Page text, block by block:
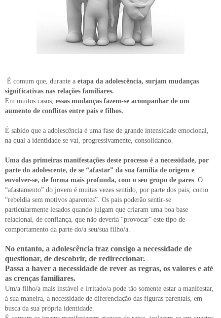
É comum que, durante a etapa da adolescência, surjam mudanças
significativas nas relações familiares.
Em muitos casos, essas mudanças fazem-se acompanhar de um
aumento de conflitos entre pais e filhos.
É sabido que a adolescência é uma fase de grande intensidade emocional,
na qual a identidade se vai, progressivamente, consolidando.
Uma das primeiras manifestações deste processo é a necessidade, por
parte do adolescente, de se “afastar” da sua família de origem e
envolver-se, de forma mais profunda, com o seu grupo de pares. O
“afastamento” do jovem é muitas vezes sentido, por parte dos pais, como
“rebeldia sem motivos aparentes”. Os pais poderão sentir-se
particularmente lesados quando julgam que criaram uma boa base
relacional, de confiança, que não deveria “provocar” este tipo de
comportamento da parte do/a seu/sua filho/a.
No entanto, a adolescência traz consigo a necessidade de
questionar, de descobrir, de redireccionar.
Passa a haver a necessidade de rever as regras, os valores e até
as crenças familiares.
Um/a filho/a mais instável e irritado/a pode tão somente estar a manifestar,
à sua maneira, a necessidade de diferenciação das figuras parentais, em
busca da sua própria identidade.